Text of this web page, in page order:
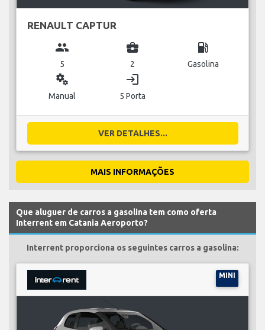
RENAULT CAPTUR
group
5
business_center
2
local_gas_station
Gasolina
miscellaneous_services
Manual
login
5 Porta
VER DETALHES...
MAIS INFORMAÇÕES
Que aluguer de carros a gasolina tem como oferta
Interrent em Catania Aeroporto?
Interrent proporciona os seguintes carros a gasolina:
MINI